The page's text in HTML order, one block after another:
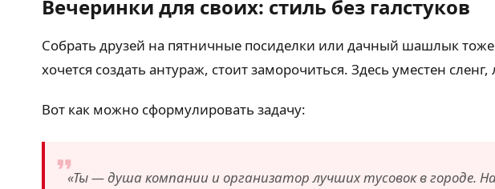
Вечеринки для своих: стиль без галстуков
Собрать друзей на пятничные посиделки или дачный шашлык
хочется создать антураж, стоит заморочиться. Здесь уместен
Вот как можно сформулировать задачу:
«Ты — душа компании и организатор лучших тусовок в городе.